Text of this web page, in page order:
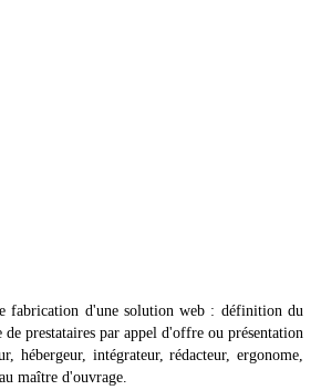
fabrication d'une solution web : définition du
prestataires par appel d'offre ou présentation
hébergeur, intégrateur, rédacteur, ergonome,
maître d'ouvrage.